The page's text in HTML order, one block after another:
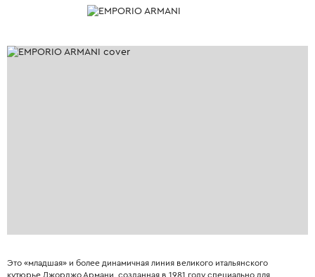
Это «младшая» и более динамичная линия великого итальянского